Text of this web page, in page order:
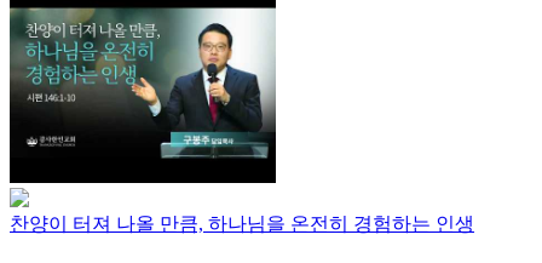
찬양이 터져 나올 만큼, 하나님을 온전히 경험하는 인생